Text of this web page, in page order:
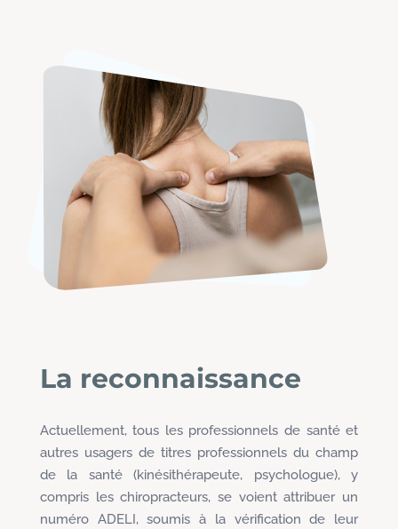
La reconnaissance
Actuellement, tous les professionnels de santé et
autres usagers de titres professionnels du champ
de la santé (kinésithérapeute, psychologue), y
compris les chiropracteurs, se voient attribuer un
numéro ADELI, soumis à la vérification de leur